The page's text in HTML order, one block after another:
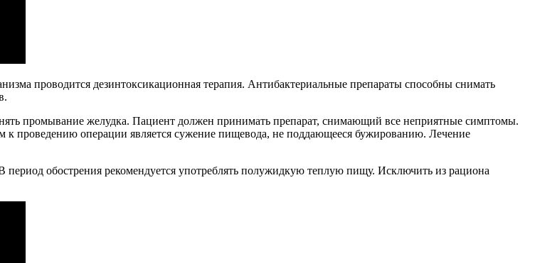
проводится дезинтоксикационная терапия. Антибактериальные препараты способны снимать
промывание желудка. Пациент должен принимать препарат, снимающий все неприятные симптомы.
к проведению операции является сужение пищевода, не поддающееся бужированию. Лечение
обострения рекомендуется употреблять полужидкую теплую пищу. Исключить из рациона